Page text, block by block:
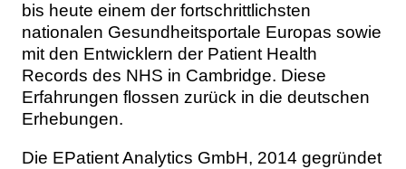
bis heute einem der fortschrittlichsten
nationalen Gesundheitsportale Europas sowie
mit den Entwicklern der Patient Health
Records des NHS in Cambridge. Diese
Erfahrungen flossen zurück in die deutschen
Erhebungen.
Die EPatient Analytics GmbH, 2014 gegründet